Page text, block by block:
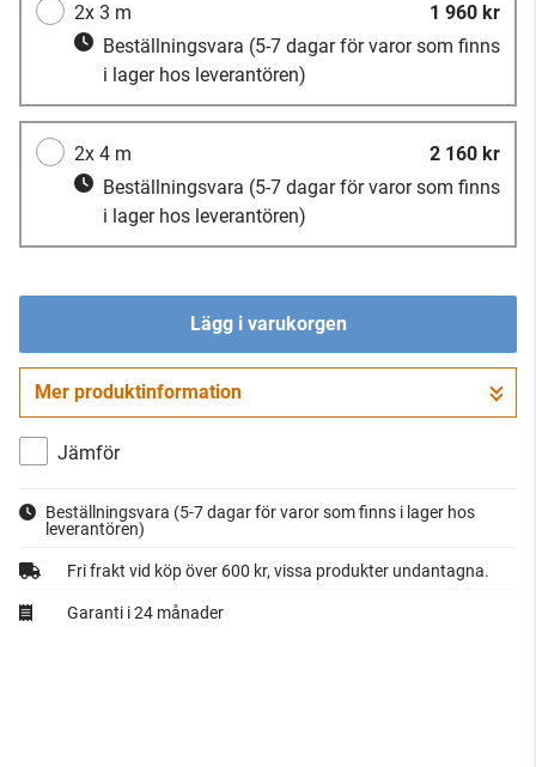
2x 3 m
1 960 kr
Beställningsvara (5-7 dagar för varor som finns
i lager hos leverantören)
2x 4 m
2 160 kr
Beställningsvara (5-7 dagar för varor som finns
i lager hos leverantören)
Lägg i varukorgen
Gå till kassan
Mer produktinformation
Jämför
Beställningsvara (5-7 dagar för varor som finns i lager hos
leverantören)
Fri frakt vid köp över 600 kr, vissa produkter undantagna.
Garanti i 24 månader